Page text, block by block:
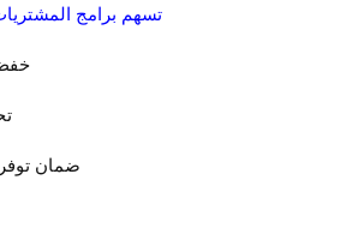
تسهم برامج
ضمان توفر